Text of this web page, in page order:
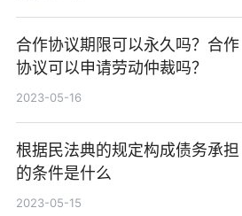
合作协议期限可以永久吗？合作
协议可以申请劳动仲裁吗？
2023-05-16
根据民法典的规定构成债务承担
的条件是什么
2023-05-15